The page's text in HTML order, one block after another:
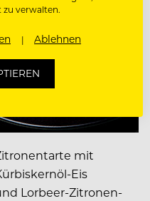
mit
Eis
Lorbeer-Zitronen-
zu verwalten.
Ablehnen